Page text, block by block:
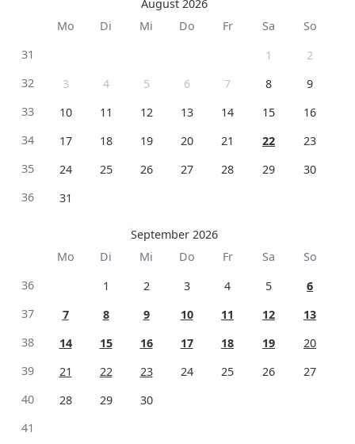
August 2026
Mo
Di Mi Do Fr Sa
So
31
1
2
32
3 4 5 6 7 8
9
33
10 11 12 13 14 15
16
34
17 18 19 20 21 22
23
35
24 25 26 27 28 29
30
36
31
September 2026
Mo
Di Mi Do Fr Sa
So
36
1 2 3 4 5
6
37
7 8 9 10 11 12
13
38
14 15 16 17 18 19
20
39
21 22 23 24 25 26
27
40
28 29
30
41